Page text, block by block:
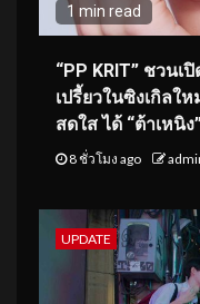
1 min read
“PP KRIT” ชวน
เปรี้ยวในซิงเกิลใ
สดใส ได้ “ต้าเหนิ
8 ชั่วโมง ago
UPDATE